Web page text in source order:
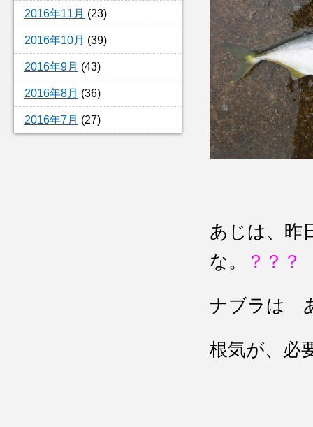
2016年11月 (23)
2016年10月 (39)
2016年9月 (43)
2016年8月 (36)
2016年7月 (27)
あじは、昨
な。
？？？
ナブラは
根気が、必